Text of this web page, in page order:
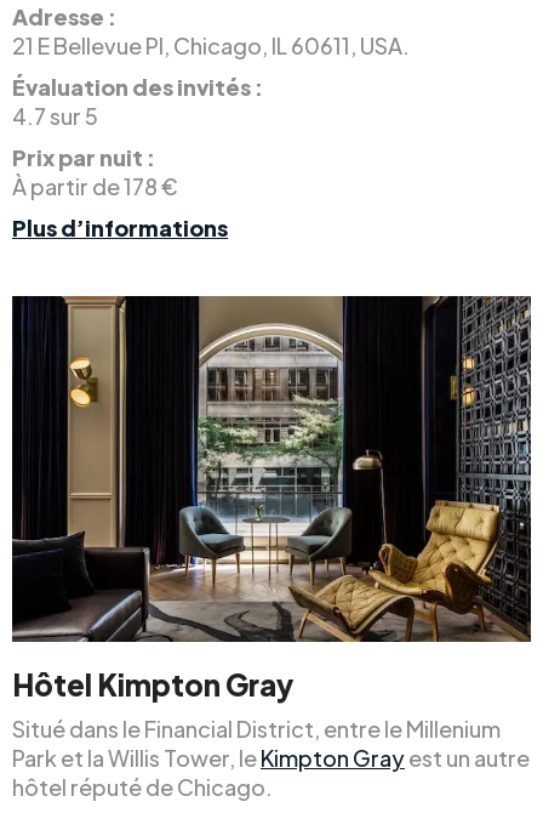
Adresse :
21 E Bellevue Pl, Chicago, IL 60611, USA.
Évaluation des invités :
4.7 sur 5
Prix par nuit :
À partir de 178 €
Plus d’informations
Hôtel Kimpton Gray
Situé dans le Financial District, entre le Millenium
Park et la Willis Tower, leKimpton Grayest un autre
hôtel réputé de Chicago.